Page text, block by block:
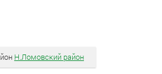
Н.Ломовский район